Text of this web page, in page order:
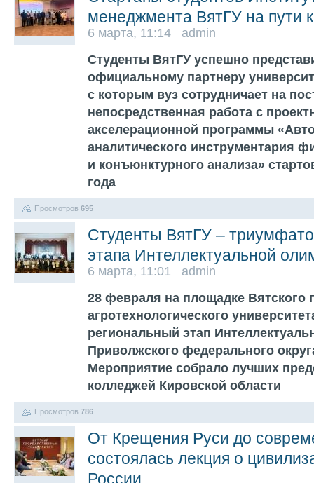
менеджмента ВятГУ на пути
6 марта, 11:14 admin
Студенты ВятГУ успешно
официальному партнеру
с которым вуз сотрудничает на
непосредственная работа с
акселерационной программы
аналитического инструментария
и конъюнктурного анализа»
года
Просмотров 695
Студенты ВятГУ –
этапа Интеллектуальной
6 марта, 11:01 admin
28 февраля на площадке Вятского
агротехнологического
региональный этап
Приволжского федерального
Мероприятие собрало лучших
колледжей Кировской области
Просмотров 786
От Крещения Руси до
состоялась лекция о
России